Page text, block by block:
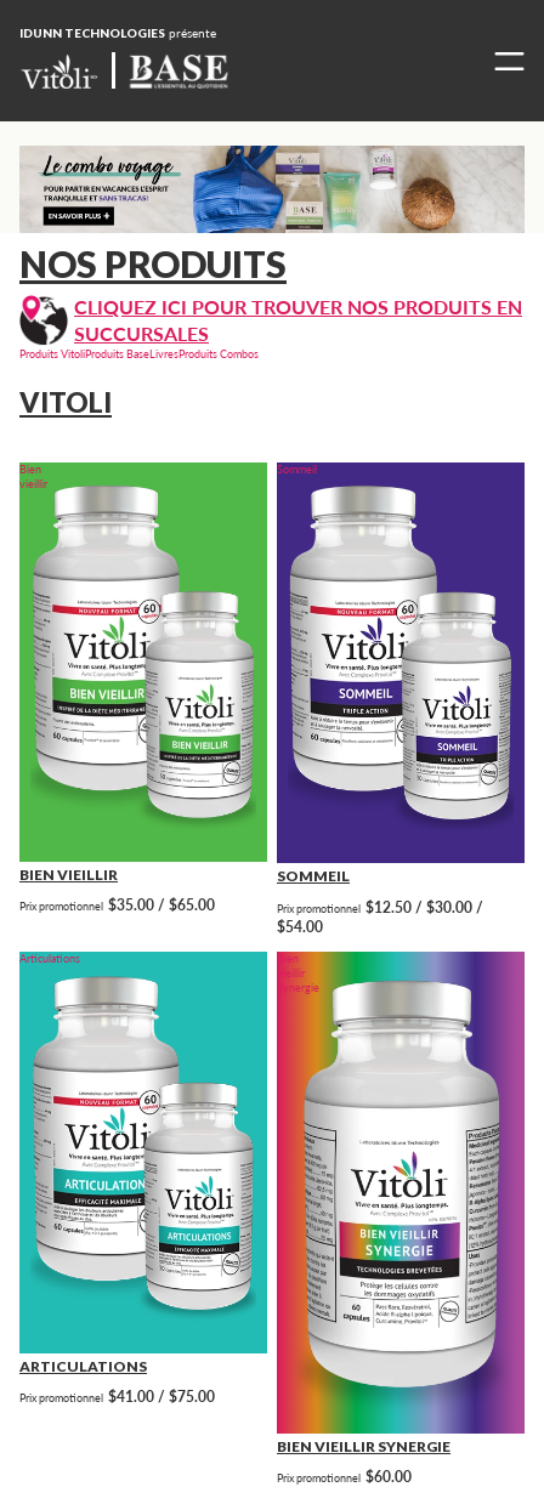
IDUNN TECHNOLOGIES présente
NOS PRODUITS
CLIQUEZ ICI POUR TROUVER NOS PRODUITS EN
SUCCURSALES
ProduitsVitoliProduitsBaseLivresProduitsCombos
VITOLI
Bien
vieillir
BIEN VIEILLIR
Prix promotionnel $35.00 / $65.00
Sommeil
SOMMEIL
Prix promotionnel $12.50 / $30.00 /
$54.00
Articulations
ARTICULATIONS
Prix promotionnel $41.00 / $75.00
Bien
vieillir
Synergie
BIEN VIEILLIR SYNERGIE
Prix promotionnel $60.00